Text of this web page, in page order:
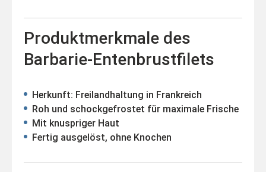
Produktmerkmale des
Barbarie-Entenbrustfilets
Herkunft: Freilandhaltung in Frankreich
Roh und schockgefrostet für maximale Frische
Mit knuspriger Haut
Fertig ausgelöst, ohne Knochen